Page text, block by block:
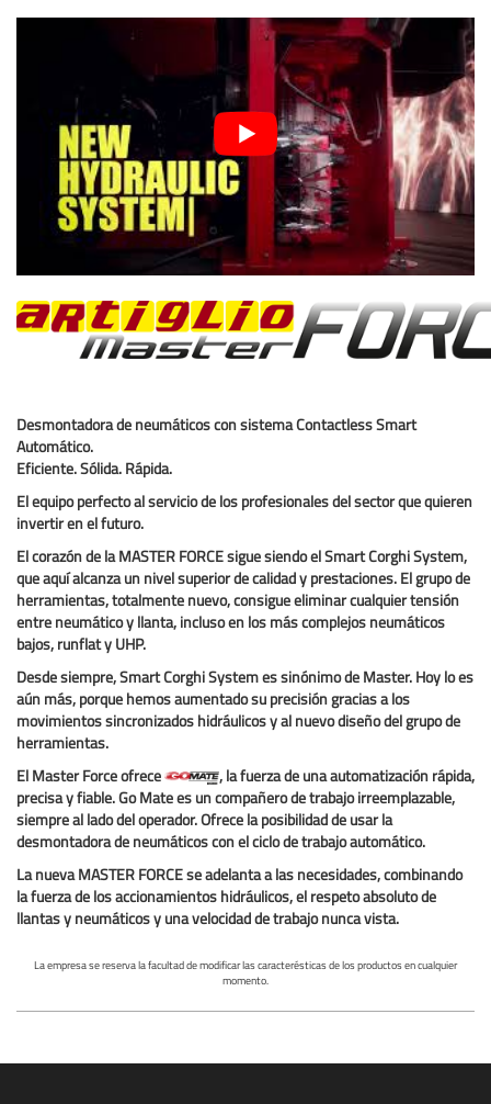
Desmontadora de neumáticos con sistema Contactless Smart
Automático.
Eficiente. Sólida. Rápida.
El equipo perfecto al servicio de los profesionales del sector que quieren
invertir en el futuro.
El corazón de laMASTER FORCEsigue siendo elSmart Corghi System,
que aquí alcanza un nivel superior de calidad y prestaciones. El grupo de
herramientas, totalmente nuevo, consigueeliminar cualquier tensión
entre neumático y llanta, incluso en los más complejosneumáticos
bajos, runflat y UHP.
Desde siempre, Smart Corghi System es sinónimo de Master. Hoy lo es
aún más, porque hemos aumentado suprecisión gracias a los
movimientos sincronizados hidráulicosy al nuevo diseño del grupo de
herramientas.
El Master Force ofrece
, la fuerza de una automatización rápida,
precisa y fiable. Go Mate es un compañero de trabajo irreemplazable,
siempre al lado del operador. Ofrece la posibilidad de usar la
desmontadora de neumáticos con el ciclo de trabajo automático.
La nuevaMASTER FORCEse adelanta a las necesidades, combinando
lafuerzade losaccionamientos hidráulicos, elrespeto absolutode
llantas y neumáticos y unavelocidad de trabajonunca vista.
La empresa se reserva la facultad de modificar las caracterésticas de los productos en cualquier
momento.